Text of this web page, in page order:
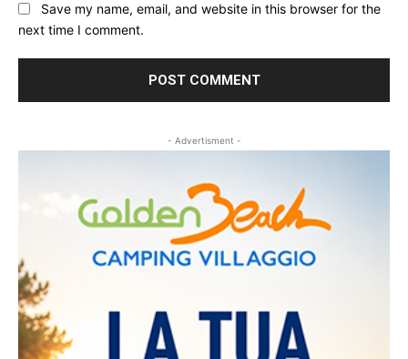
Save my name, email, and website in this browser for the
next time I comment.
- Advertisment -